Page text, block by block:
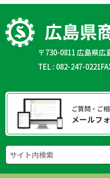
〒730-0811 広島県
TEL : 082-247-0221
ご質問・ご
メールフ